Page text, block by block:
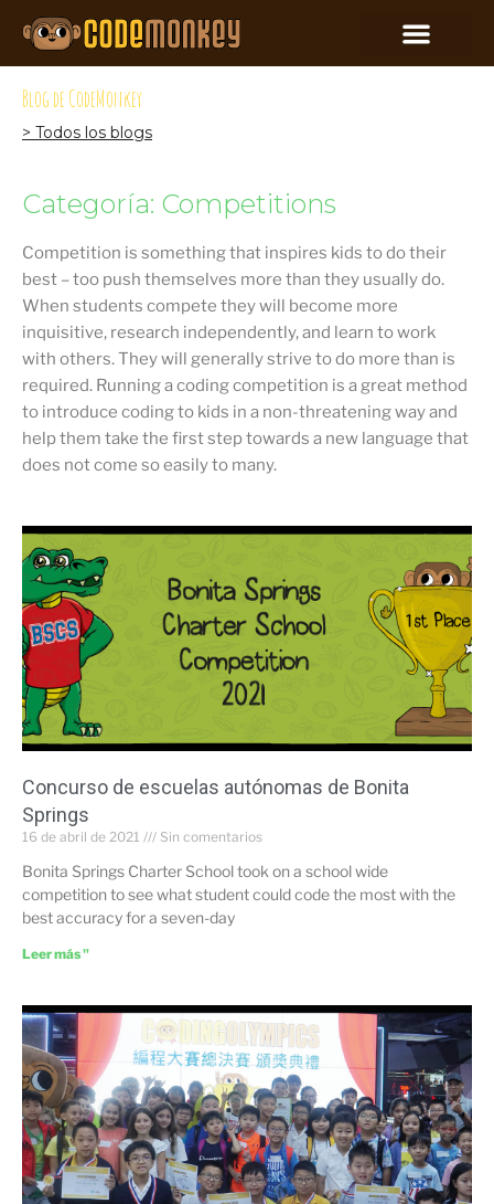
Blog de CodeMonkey
> Todos los blogs
Categoría: Competitions
Competition is something that inspires kids to do their
best – too push themselves more than they usually do.
When students compete they will become more
inquisitive, research independently, and learn to work
with others. They will generally strive to do more than is
required. Running a coding competition is a great method
to introduce coding to kids in a non-threatening way and
help them take the first step towards a new language that
does not come so easily to many.
Concurso de escuelas autónomas de Bonita
Springs
16 de abril de 2021 Sin comentarios
Bonita Springs Charter School took on a school wide
competition to see what student could code the most with the
best accuracy for a seven-day
Leer más "